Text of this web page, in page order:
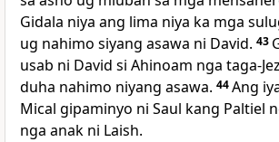
Gidala niya ang lima niya ka mga
ug nahimo siyang asawa ni David. 43
usab ni David si Ahinoam nga taga-
duha nahimo niyang asawa. 44Ang
Mical gipaminyo ni Saul kang Paltiel
nga anak ni Laish.